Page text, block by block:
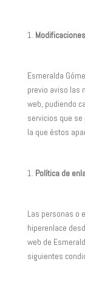
Modificaciones
Esmeralda
previo aviso las
web, pudiendo
servicios que
la que éstos
Política de
Las personas o
hiperenlace
web de
siguientes